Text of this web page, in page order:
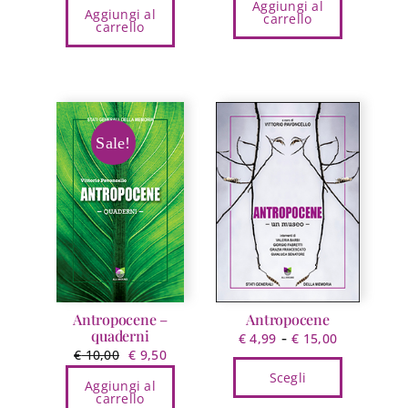
originale
era:
è:
Aggiungi al
carrello
originale
era:
Aggiungi al
carrello
Sale!
Antropocene –
quaderni
€10,00 Il
originale
€ 9,50Il
Aggiungi al
carrello
Antropocene
€ 4,99 - € 15,00Fascia
di
da
Scegli